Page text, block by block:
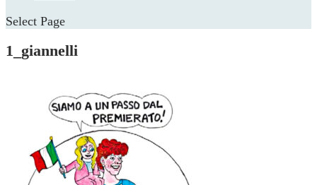
Select Page
1_giannelli